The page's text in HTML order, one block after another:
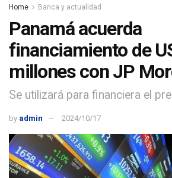
Home Banca y actualidad
Panamá acuerda
financiamiento de
millones con JP
Se utilizará para financiera el
by admin 2024/10/17